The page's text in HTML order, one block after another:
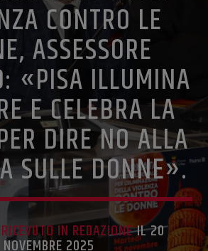
CONTRO LE
ASSESSORE
«PISA ILLUMINA
E CELEBRA LA
DIRE NO ALLA
SULLE DONNE».
RICEVUTO IN REDAZIONEIL 20
NOVEMBRE 2025